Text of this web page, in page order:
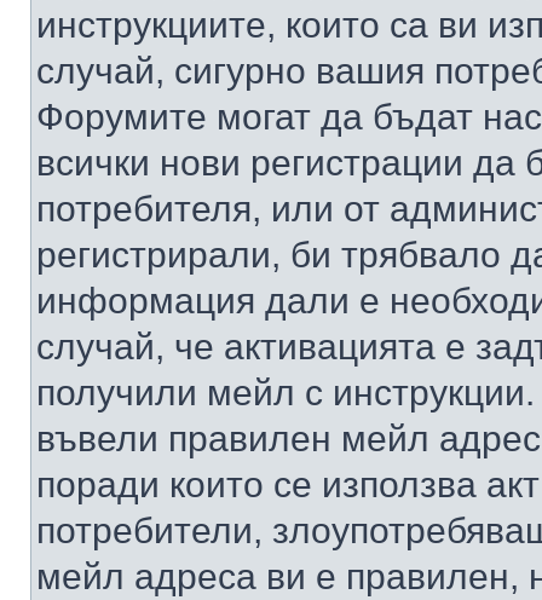
инструкциите, които са ви
случай, сигурно вашия
Форумите могат да бъдат
всички нови регистрации да
потребителя, или от
регистрирали, би трябвало
информация дали е
случай, че активацията е
получили мейл с
въвели правилен мейл
поради които се използва
потребители,
мейл адреса ви е правилен,